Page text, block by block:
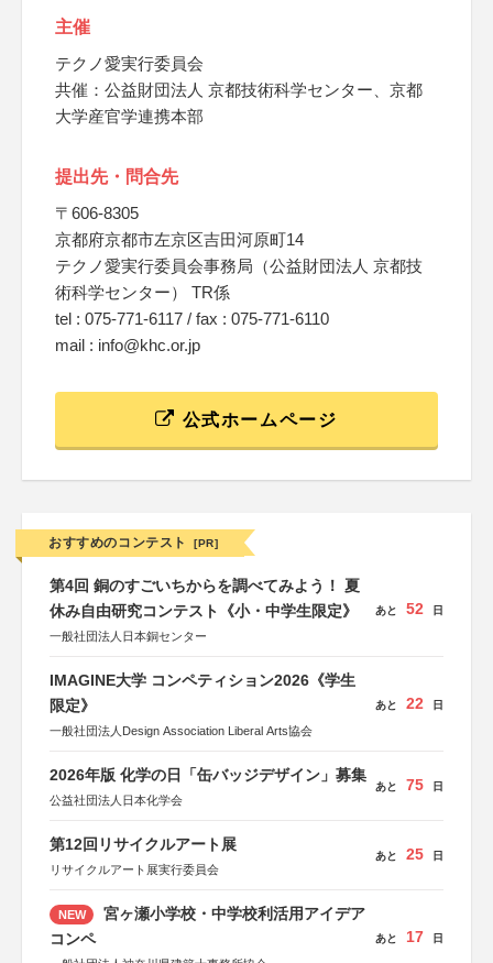
主催
テクノ愛実行委員会
共催：公益財団法人 京都技術科学センター、京都
大学産官学連携本部
提出先・問合先
〒606-8305
京都府京都市左京区吉田河原町14
テクノ愛実行委員会事務局（公益財団法人 京都技
術科学センター） TR係
tel : 075-771-6117 / fax : 075-771-6110
mail : info@khc.or.jp
公式ホームページ
おすすめのコンテスト [PR]
第4回 銅のすごいちからを調べてみよう！ 夏
休み自由研究コンテスト《小・中学生限定》
一般社団法人日本銅センター
あと 52 日
IMAGINE大学 コンペティション2026《学生
限定》
一般社団法人Design Association Liberal Arts協会
あと 22 日
2026年版 化学の日「缶バッジデザイン」募集
公益社団法人日本化学会
あと 75 日
第12回リサイクルアート展
リサイクルアート展実行委員会
あと 25 日
NEW
宮ヶ瀬小学校・中学校利活用アイデア
コンペ
あと 17 日